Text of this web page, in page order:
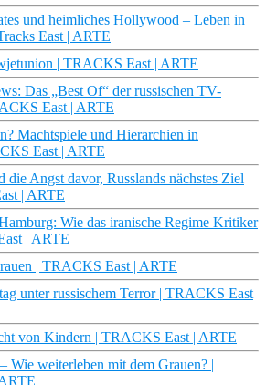
und heimliches Hollywood – Leben in
East | ARTE
| TRACKS East | ARTE
Das „Best Of“ der russischen TV-
East | ARTE
Machtspiele und Hierarchien in
East | ARTE
die Angst davor, Russlands nächstes Ziel
| ARTE
Wie das iranische Regime Kritiker
| ARTE
| TRACKS East | ARTE
unter russischem Terror | TRACKS East
von Kindern | TRACKS East | ARTE
Wie weiterleben mit dem Grauen? |